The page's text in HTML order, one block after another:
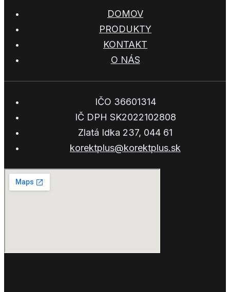
DOMOV
PRODUKTY
KONTAKT
O NÁS
IČO 36601314
IČ DPH SK2022102808
Zlatá Idka 237, 044 61
korektplus@korektplus.sk